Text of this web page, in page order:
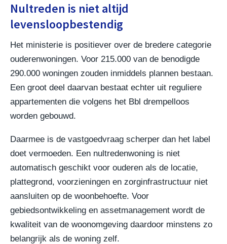
Nultreden is niet altijd
levensloopbestendig
Het ministerie is positiever over de bredere categorie
ouderenwoningen. Voor 215.000 van de benodigde
290.000 woningen zouden inmiddels plannen bestaan.
Een groot deel daarvan bestaat echter uit reguliere
appartementen die volgens het Bbl drempelloos
worden gebouwd.
Daarmee is de vastgoedvraag scherper dan het label
doet vermoeden. Een nultredenwoning is niet
automatisch geschikt voor ouderen als de locatie,
plattegrond, voorzieningen en zorginfrastructuur niet
aansluiten op de woonbehoefte. Voor
gebiedsontwikkeling en assetmanagement wordt de
kwaliteit van de woonomgeving daardoor minstens zo
belangrijk als de woning zelf.